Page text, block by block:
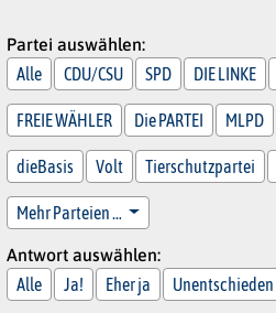
Partei auswählen:
Alle
CDU/CSU SPD DIE LINKE
FREIE WÄHLER Die PARTEI MLPD
dieBasis Volt Tierschutzpartei
Mehr Parteien …
Antwort auswählen:
Alle
Ja! Eher ja Unentschieden